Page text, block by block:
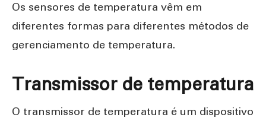
Os sensores de temperatura vêm em
diferentes formas para diferentes métodos de
gerenciamento de temperatura.
Transmissor de temperatura
O transmissor de temperatura é um dispositivo